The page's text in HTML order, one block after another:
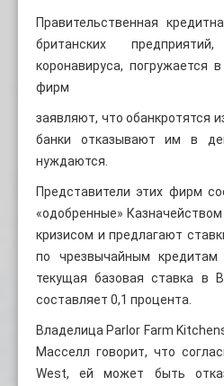
Правительственная
британских
коронавируса, погружается
фирм
заявляют, что обанкротятся
банки отказывают им в
нуждаются.
Представители этих фирм
«одобренные»
кризисом и предлагают
по чрезвычайным
текущая базовая ставка в
составляет 0,1 процента.
Владелица Parlor Farm
Масселл говорит, что
West, ей может быть